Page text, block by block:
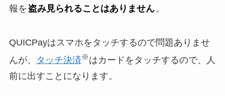
報を 盗み見られることはありません。
QUICPayはスマホをタッチするので問題ありませ
んが、
タッチ決済※はカードをタッチするので、人
前に出すことになります。